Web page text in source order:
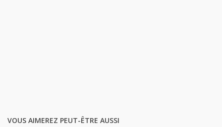
VOUS AIMEREZ PEUT-ÊTRE AUSSI